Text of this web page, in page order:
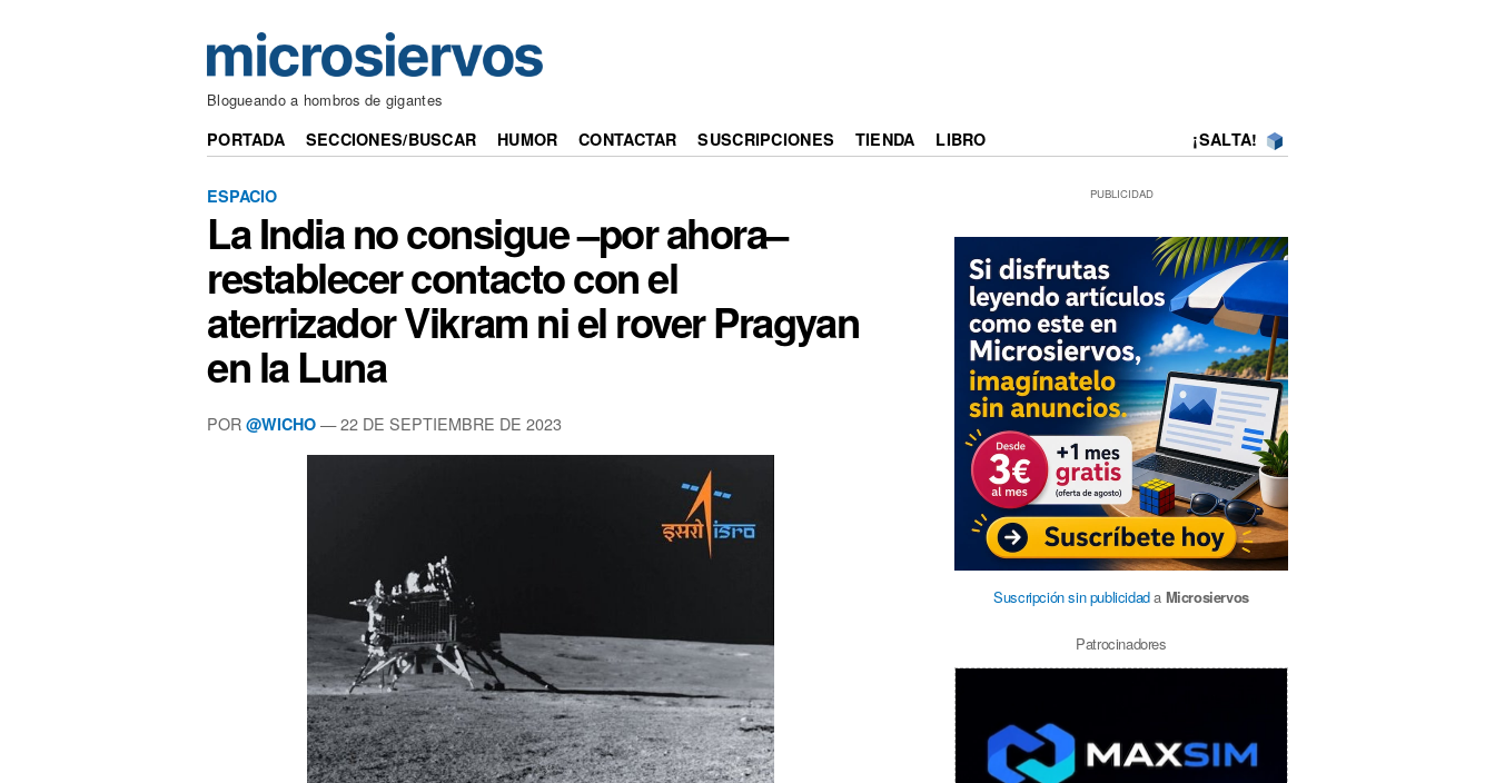
Blogueando a hombros de gigantes
PORTADA SECCIONES/BUSCAR HUMOR CONTACTAR SUSCRIPCIONES TIENDA LIBRO ¡SALTA!
ESPACIO
La India no consigue –por ahora–
restablecer contacto con el
aterrizador Vikram ni el rover Pragyan
en la Luna
POR @WICHO — 22 DE SEPTIEMBRE DE 2023
PUBLICIDAD
Suscripción sin publicidada Microsiervos
Patrocinadores